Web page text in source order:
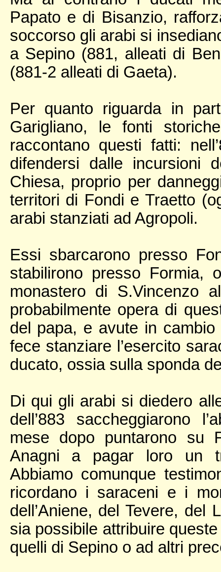
Papato e di Bisanzio,
soccorso gli arabi si
a Sepino (881, alleati di
(881-2 alleati di Gaeta).
Per quanto riguarda in
Garigliano, le fonti
raccontano questi fatti:
difendersi dalle
Chiesa, proprio per
territori di Fondi e Traetto
arabi stanziati ad Agropoli.
Essi sbarcarono presso
stabilirono presso Formia,
monastero di S.Vincenzo
probabilmente opera di
del papa, e avute in
fece stanziare l’esercito
ducato, ossia sulla sponda
Di qui gli arabi si diedero
dell’883 saccheggiarono
mese dopo puntarono su
Anagni a pagar loro un
Abbiamo comunque
ricordano i saraceni e i
dell’Aniene, del Tevere,
sia possibile attribuire
quelli di Sepino o ad altri